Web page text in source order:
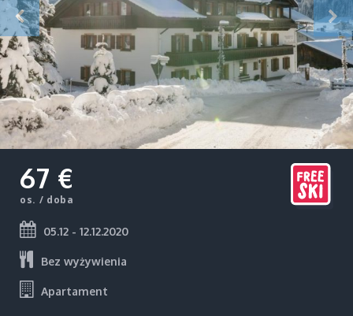
67 €
os. / doba
05.12 - 12.12.2020
Bez wyżywienia
Apartament